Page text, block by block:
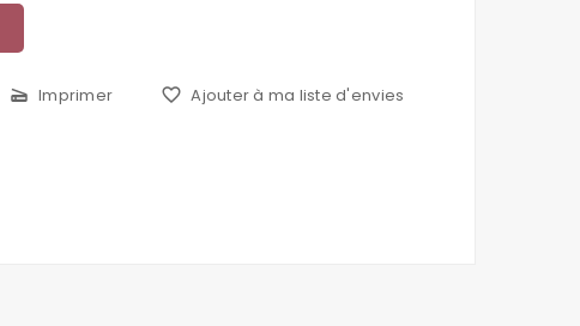
scanner Imprimer favorite_border Ajouter à ma liste d'envies